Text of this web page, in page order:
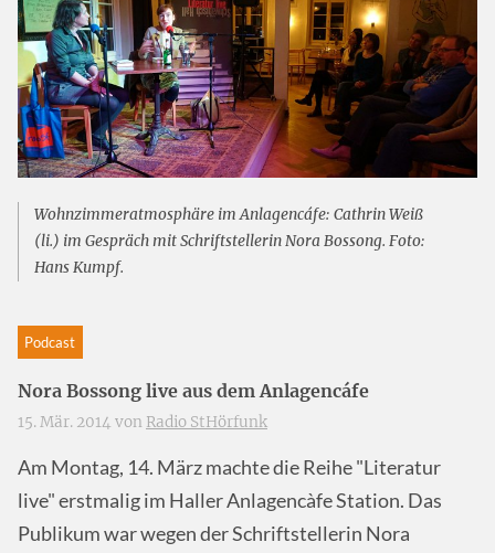
Wohnzimmeratmosphäre im Anlagencáfe: Cathrin Weiß
(li.) im Gespräch mit Schriftstellerin Nora Bossong. Foto:
Hans Kumpf.
Podcast
Nora Bossong live aus dem Anlagencáfe
15. Mär. 2014 von Radio StHörfunk
Am Montag, 14. März machte die Reihe "Literatur
live" erstmalig im Haller Anlagencàfe Station. Das
Publikum war wegen der Schriftstellerin Nora